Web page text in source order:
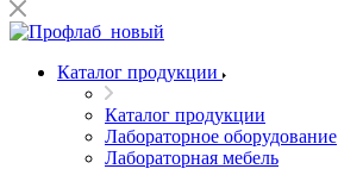
Каталог продукции
Каталог продукции
Лабораторное оборудование
Лабораторная мебель